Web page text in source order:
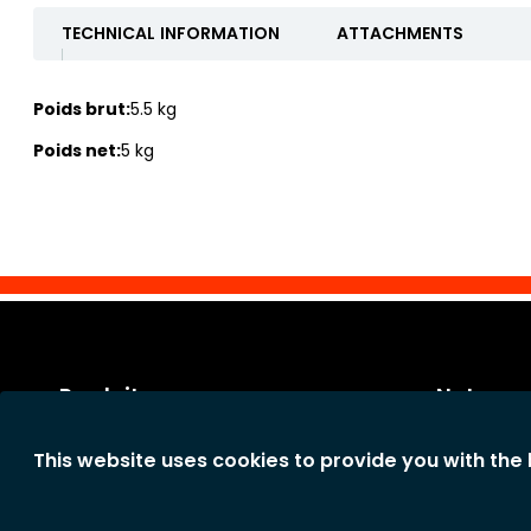
TECHNICAL INFORMATION ATTACHMENTS
Poids brut:5.5 kg
Poids net:5 kg
Produits
Nouveaux produits
Notre
Conditions
This website uses cookies to provide you with